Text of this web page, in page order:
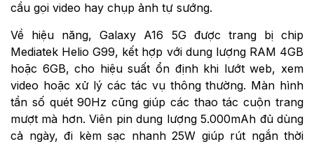
cầu gọi video hay chụp ảnh tự sướng.
Về hiệu năng, Galaxy A16 5G được trang bị chip
Mediatek Helio G99, kết hợp với dung lượng RAM 4GB
hoặc 6GB, cho hiệu suất ổn định khi lướt web, xem
video hoặc xử lý các tác vụ thông thường. Màn hình
tần số quét 90Hz cũng giúp các thao tác cuộn trang
mượt mà hơn. Viên pin dung lượng 5.000mAh đủ dùng
cả ngày, đi kèm sạc nhanh 25W giúp rút ngắn thời